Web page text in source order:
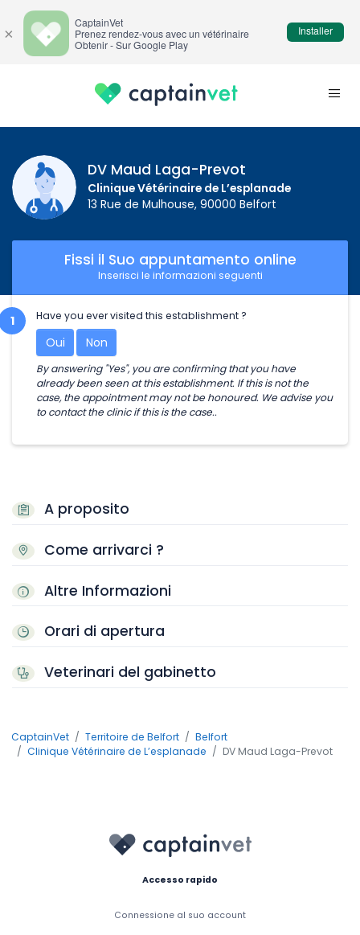
DV Maud Laga-Prevot
Clinique Vétérinaire de L’esplanade
13 Rue de Mulhouse, 90000 Belfort
A proposito
Come arrivarci ?
Altre Informazioni
Orari di apertura
Veterinari del gabinetto
Fissi il Suo appuntamento online
Inserisci le informazioni seguenti
Have you ever visited this establishment ?
Oui Non
By answering "Yes", you are confirming that you have
already been seen at this establishment. If this is not the
case, the appointment may not be honoured. We advise you
to contact the clinic if this is the case..
CaptainVet Territoire de Belfort
Belfort
Clinique Vétérinaire de L’esplanade
DV Maud Laga-Prevot
Accesso rapido
Connessione al suo account
×
CaptainVet
Prenez rendez-vous avec un vétérinaire
Obtenir - Sur Google Play
Installer